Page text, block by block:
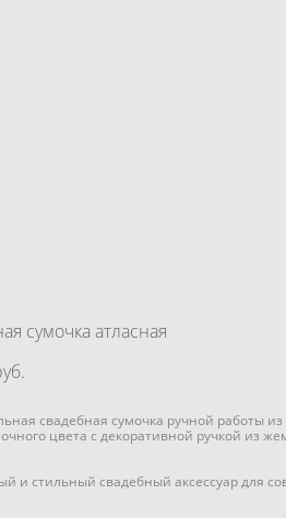
сумочка атласная
свадебная сумочка ручной работы из
цвета с декоративной ручкой из
и стильный свадебный аксессуар для